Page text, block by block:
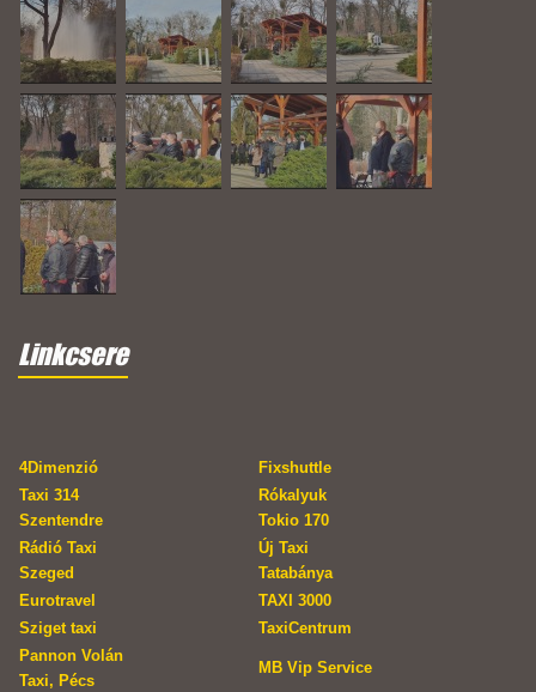
Linkcsere
4Dimenzió
Fixshuttle
Taxi 314
Szentendre
Rókalyuk
Tokio 170
Rádió Taxi
Szeged
Új Taxi
Tatabánya
Eurotravel
TAXI 3000
Sziget taxi
TaxiCentrum
Pannon Volán
Taxi, Pécs
MB Vip Service